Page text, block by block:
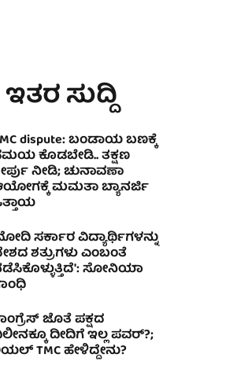
ಸುದ್ದಿ
dispute: ಬಂಡಾಯ ಬಣಕ್ಕೆ
ಕೊಡಬೇಡಿ.. ತಕ್ಷಣ
ನೀಡಿ; ಚುನಾವಣಾ
ಮಮತಾ ಬ್ಯಾನರ್ಜಿ
ಸರ್ಕಾರ ವಿದ್ಯಾರ್ಥಿಗಳನ್ನು
ಶತ್ರುಗಳು ಎಂಬಂತೆ
ಸೋನಿಯಾ
ಜೊತೆ ಪಕ್ಷದ
ದೀದಿಗೆ ಇಲ್ಲ ಪವರ್?;
TMC ಹೇಳಿದ್ದೇನು?